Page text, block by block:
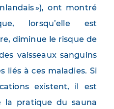
»), ont montré
lorsqu’elle est
diminue le risque de
vaisseaux sanguins
liés à ces maladies. Si
existent, il est
la pratique du sauna